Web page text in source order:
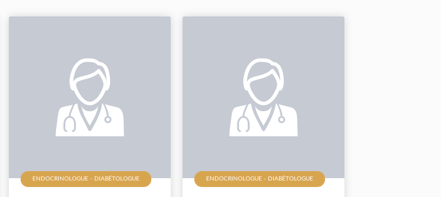
ENDOCRINOLOGUE - DIABÉTOLOGUE ENDOCRINOLOGUE - DIABÉTOLOGUE